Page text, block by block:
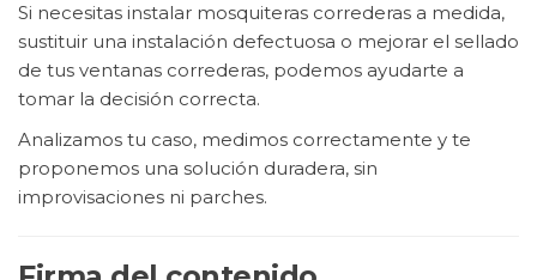
Si necesitas instalar mosquiteras correderas a medida,
sustituir una instalación defectuosa o mejorar el sellado
de tus ventanas correderas, podemos ayudarte a
tomar la decisión correcta.
Analizamos tu caso, medimos correctamente y te
proponemos una solución duradera, sin
improvisaciones ni parches.